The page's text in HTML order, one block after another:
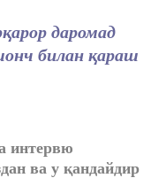
даромад
билан қараш
интервю
ва у қандайдир